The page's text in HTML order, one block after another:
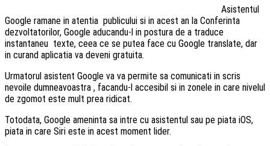
Asistentul
Google ramane in atentia publicului si in acest an la Conferinta
dezvoltatorilor, Google aducandu-l in postura de a traduce
instantaneu texte, ceea ce se putea face cu Google translate, dar
in curand aplicatia va deveni gratuita.
Urmatorul asistent Google va va permite sa comunicati in scris
nevoile dumneavoastra , facandu-l accesibil si in zonele in care nivelul
de zgomot este mult prea ridicat.
Totodata, Google ameninta sa intre cu asistentul sau pe piata iOS,
piata in care Siri este in acest moment lider.